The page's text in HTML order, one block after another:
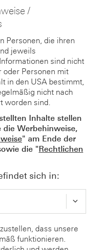
/
Personen, die ihren
jeweils
sind nicht
oder Personen mit
in den USA bestimmt,
nicht nach
worden sind.
Inhalte stellen
Werbehinweise,
" am Ende der
die "Rechtlichen
sich in:
dass unsere
funktionieren.